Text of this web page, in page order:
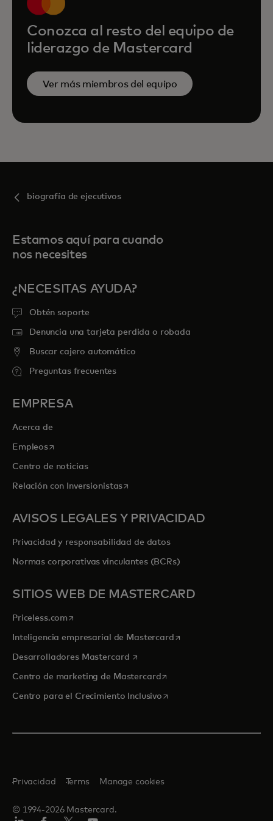
Conozca al resto del equipo de
liderazgo de Mastercard
Ver más miembros del equipo
biografía de ejecutivos
Estamos aquí para cuando
nos necesites
¿NECESITAS AYUDA?
Obtén soporte
Denuncia una tarjeta perdida o robada
Buscar cajero automático
Preguntas frecuentes
EMPRESA
Acerca de
Empleosse abre en una pestaña nueva
Centro de noticias
Relación con Inversionistasse abre en una pestaña nueva
AVISOS LEGALES Y PRIVACIDAD
Privacidad y responsabilidad de datos
Normas corporativas vinculantes (BCRs)
SITIOS WEB DE MASTERCARD
Priceless.com se abre en una pestaña nueva
Inteligencia empresarial de Mastercardse abre en una pestaña
Desarrolladores Mastercard se abre en una pestaña nueva
Centro de marketing de Mastercardse abre en una pestaña
Centro para el Crecimiento Inclusivose abre en una pestaña
© 1994-2026 Mastercard.
Privacidad Terms Manage cookies